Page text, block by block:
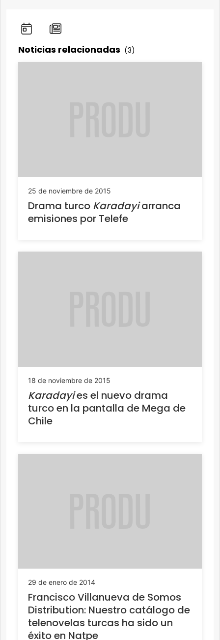
Noticias relacionadas (3)
25 de noviembre de 2015
Drama turco Karadayiarranca
emisiones por Telefe
18 de noviembre de 2015
Karadayies el nuevo drama
turco en la pantalla de Mega de
Chile
29 de enero de 2014
Francisco Villanueva de Somos
Distribution: Nuestro catálogo de
telenovelas turcas ha sido un
éxito en Natpe